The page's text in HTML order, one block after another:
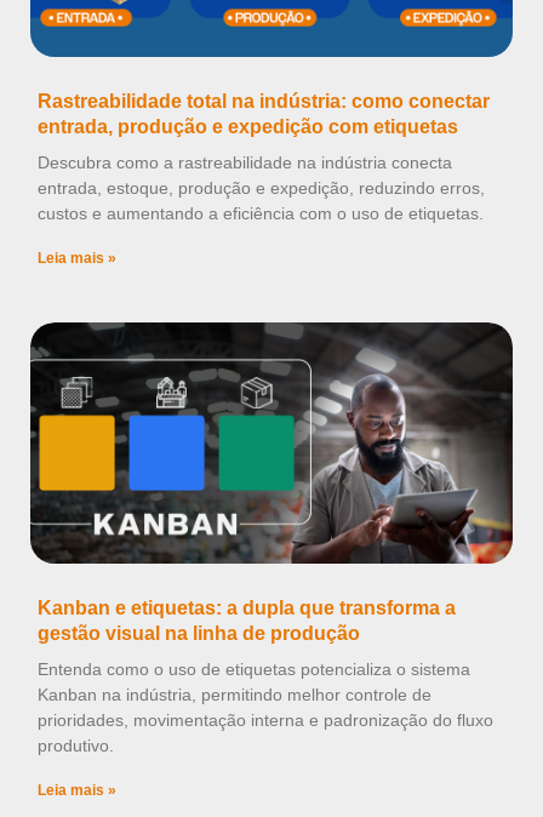
Rastreabilidade total na indústria: como conectar
entrada, produção e expedição com etiquetas
Descubra como a rastreabilidade na indústria conecta
entrada, estoque, produção e expedição, reduzindo erros,
custos e aumentando a eficiência com o uso de etiquetas.
Leia mais »
Kanban e etiquetas: a dupla que transforma a
gestão visual na linha de produção
Entenda como o uso de etiquetas potencializa o sistema
Kanban na indústria, permitindo melhor controle de
prioridades, movimentação interna e padronização do fluxo
produtivo.
Leia mais »